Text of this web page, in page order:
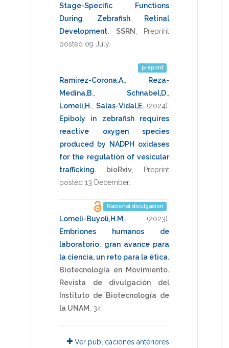
Stage-Specific Functions
During Zebrafish Retinal
Development. SSRN
Preprint
posted 09 July
preprint
Ramirez-Corona,A.
Reza-
Medina,B.
Schnabel,D.
Lomeli,H. Salas-Vidal,E. (2024)
Epiboly in zebrafish requires
reactive oxygen species
produced by NADPH oxidases
for the regulation of vesicular
trafficking. bioRxiv
Preprint
posted 13 December.
Nacional divulgacion
Lomeli-Buyoli,H.M. (2023)
Embriones humanos de
laboratorio: gran avance para
la ciencia, un reto para la ética.
Biotecnología en Movimiento.
Revista de divulgación del
Instituto de Biotecnología de
la UNAM 34
Ver publicaciones anteriores